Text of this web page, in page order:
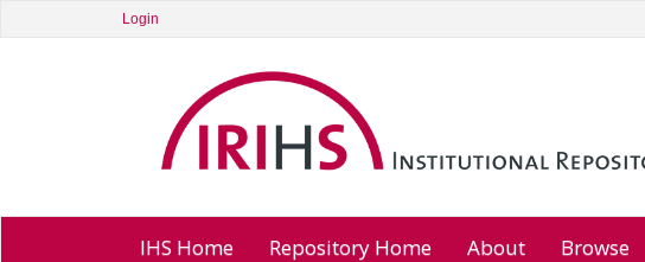
Login
IHS Home Repository Home About Browse